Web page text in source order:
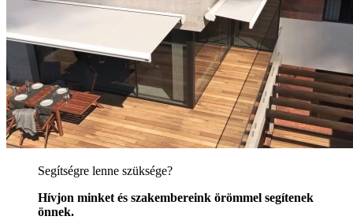
Segítségre lenne szüksége?
Hívjon minket és szakembereink örömmel segítenek
önnek.